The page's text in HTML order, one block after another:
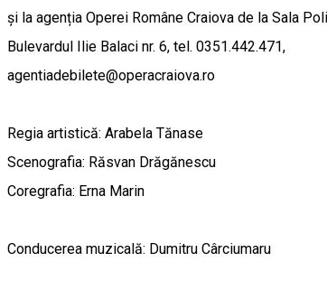
și la agenția Operei Române Craiova de la Sala
Bulevardul Ilie Balaci nr. 6, tel. 0351.442.471,
agentiadebilete@operacraiova.ro
Regia artistică: Arabela Tănase
Scenografia: Răsvan Drăgănescu
Coregrafia: Erna Marin
Conducerea muzicală: Dumitru Cârciumaru